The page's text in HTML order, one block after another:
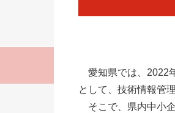
愛知県では、2022
として、技術情報管
そこで、県内中小